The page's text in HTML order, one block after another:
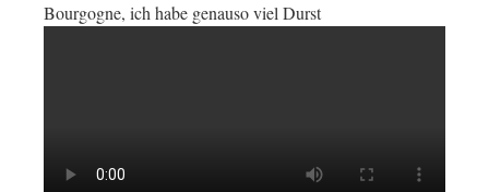
Bourgogne, ich habe genauso viel Durst